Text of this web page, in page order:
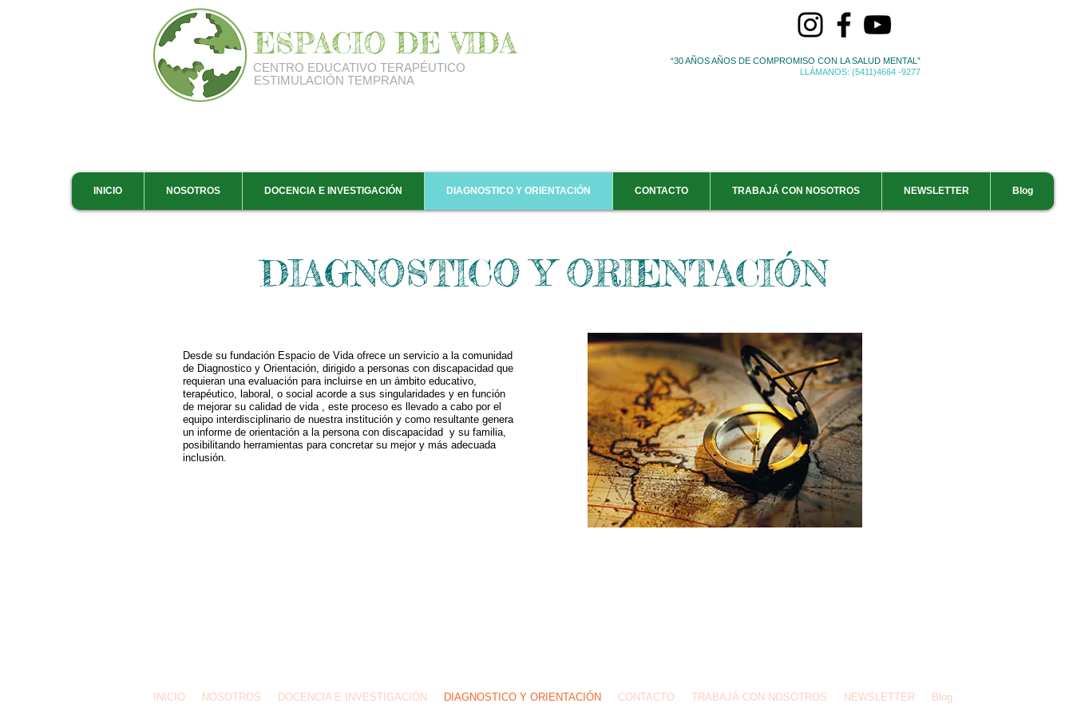
ESPACIO DE VIDA
CENTRO EDUCATIVO TERAPÉUTICO
ESTIMULACIÓN TEMPRANA
“30 AÑOS AÑOS DE COMPROMISO CON LA SALUD MENTAL”
LLÁMANOS: (5411)4664 -9277
INICIO NOSOTROS DOCENCIA E INVESTIGACIÓN DIAGNOSTICO Y ORIENTACIÓN CONTACTO TRABAJÁ CON NOSOTROS NEWSLETTER Blog
DIAGNOSTICO Y ORIENTACIÓN
Desde su fundación Espacio de Vida ofrece un servicio a la comunidad
de Diagnostico y Orientación, dirigido a personas con discapacidad que
requieran una evaluación para incluirse en un ámbito educativo,
terapéutico, laboral, o social acorde a sus singularidades y en función
de mejorar su calidad de vida , este proceso es llevado a cabo por el
equipo interdisciplinario de nuestra institución y como resultante genera
un informe de orientación a la persona con discapacidad y su familia,
posibilitando herramientas para concretar su mejor y más adecuada
inclusión.
INICIO NOSOTROS DOCENCIA E INVESTIGACIÓN DIAGNOSTICO Y ORIENTACIÓN CONTACTO TRABAJÁ CON NOSOTROS NEWSLETTER Blog